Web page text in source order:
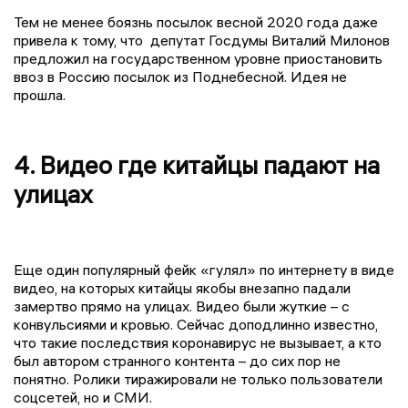
Тем не менее боязнь посылок весной 2020 года даже
привела к тому, что депутат Госдумы Виталий Милонов
предложил на государственном уровне приостановить
ввоз в Россию посылок из Поднебесной. Идея не
прошла.
4. Видео где китайцы падают на
улицах
Еще один популярный фейк «гулял» по интернету в виде
видео, на которых китайцы якобы внезапно падали
замертво прямо на улицах. Видео были жуткие – с
конвульсиями и кровью. Сейчас доподлинно известно,
что такие последствия коронавирус не вызывает, а кто
был автором странного контента – до сих пор не
понятно. Ролики тиражировали не только пользователи
соцсетей, но и СМИ.